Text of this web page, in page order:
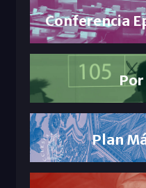
Conferencia
Plan